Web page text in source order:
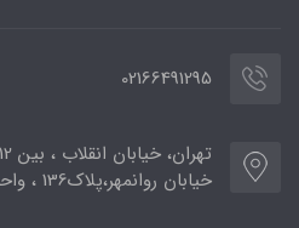
02166491295
خیابان روانمهر،پلاک136 ، واحد1